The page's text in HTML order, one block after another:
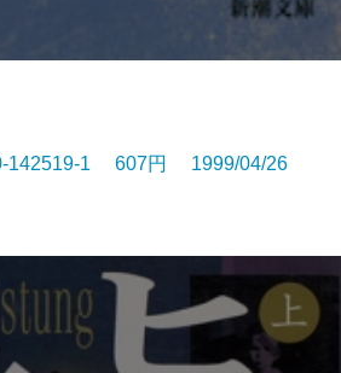
142519-1 607円 1999/04/26